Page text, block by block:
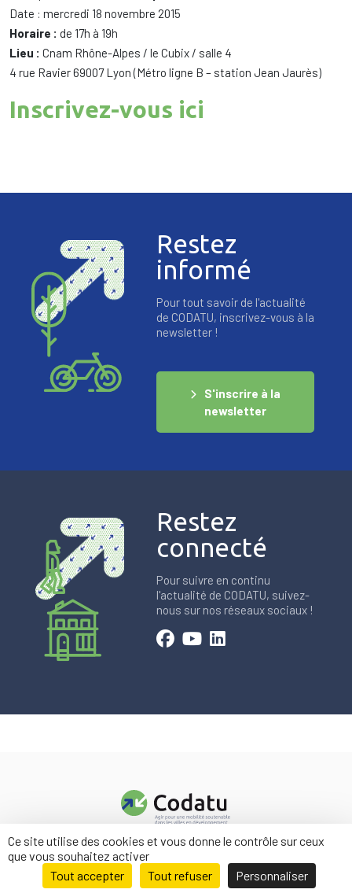
Date : mercredi 18 novembre 2015
Horaire : de 17h à 19h
Lieu : Cnam Rhône-Alpes / le Cubix / salle 4
4 rue Ravier 69007 Lyon (Métro ligne B – station Jean Jaurès)
Inscrivez-vous ici
Restez
informé
Pour tout savoir de l'actualité
de CODATU, inscrivez-vous à la
newsletter !
S'inscrire à la
newsletter
Restez
connecté
Pour suivre en continu
l'actualité de CODATU, suivez-
nous sur nos réseaux sociaux !
Mentions légales
Ce site utilise des cookies et vous donne le contrôle sur ceux
que vous souhaitez activer
Tout accepter
Tout refuser Personnaliser